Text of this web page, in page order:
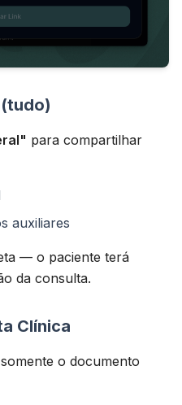
para compartilhar
auxiliares
— o paciente terá
da consulta.
Clínica
o documento